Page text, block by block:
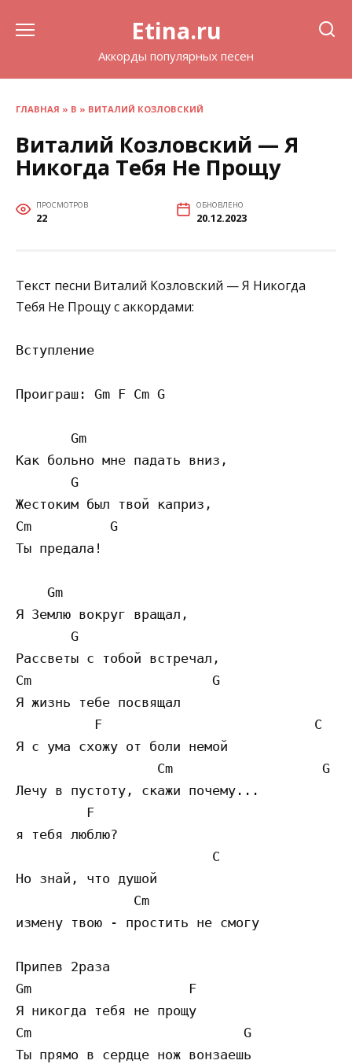
Etina.ru
Аккорды популярных песен
ГЛАВНАЯ » В » ВИТАЛИЙ КОЗЛОВСКИЙ
Виталий Козловский — Я
Никогда Тебя Не Прощу
ПРОСМОТРОВ
22
ОБНОВЛЕНО
20.12.2023
Текст песни Виталий Козловский — Я Никогда
Тебя Не Прощу с аккордами:
Вступление
Проиграш: Gm F Cm G
       Gm
Как больно мне падать вниз,
       G
Жестоким был твой каприз,
Cm          G
Ты предала!
    Gm
Я Землю вокруг вращал,
       G
Рассветы с тобой встречал,
Cm                       G
Я жизнь тебе посвящал
          F                           C
Я с ума схожу от боли немой
                  Cm                   G
Лечу в пустоту, скажи почему...
         F
я тебя люблю?
                         C
Но знай, что душой
Cm
измену твою - простить не смогу
Припев 2раза
Gm                    F
Я никогда тебя не прощу
Cm                           G
Ты прямо в сердце нож вонзаешь